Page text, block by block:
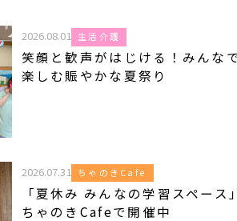
2026.08.01 生活介護
笑顔と歓声がはじける！みんな
楽しむ賑やかな夏祭り
2026.07.31 ちゃのきCafe
「夏休み みんなの学習スペース
ちゃのきCafeで開催中